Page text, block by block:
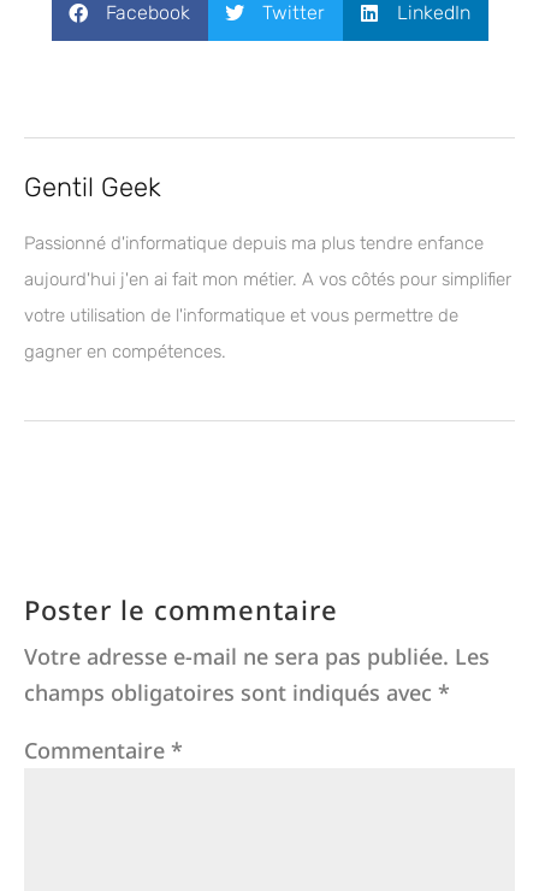
Facebook Twitter LinkedIn
Gentil Geek
Passionné d'informatique depuis ma plus tendre enfance
aujourd'hui j'en ai fait mon métier. A vos côtés pour simplifier
votre utilisation de l'informatique et vous permettre de
gagner en compétences.
Poster le commentaire
Votre adresse e-mail ne sera pas publiée. Les
champs obligatoires sont indiqués avec *
Commentaire *